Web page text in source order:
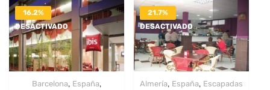
16.2%
DESACTIVADO
Barcelona, España,
21.7%
DESACTIVADO
Almería, España, Escapadas